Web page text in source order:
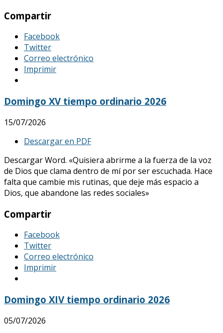
Compartir
Facebook
Twitter
Correo electrónico
Imprimir
Domingo XV tiempo ordinario 2026
15/07/2026
Descargar en PDF
Descargar Word. «Quisiera abrirme a la fuerza de la voz
de Dios que clama dentro de mí por ser escuchada. Hace
falta que cambie mis rutinas, que deje más espacio a
Dios, que abandone las redes sociales»
Compartir
Facebook
Twitter
Correo electrónico
Imprimir
Domingo XIV tiempo ordinario 2026
05/07/2026